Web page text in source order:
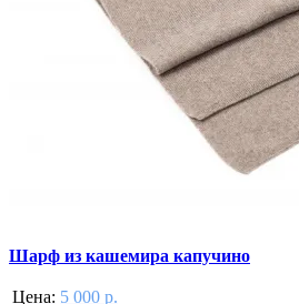
Шарф из кашемира капучино
Цена: 5 000 р.